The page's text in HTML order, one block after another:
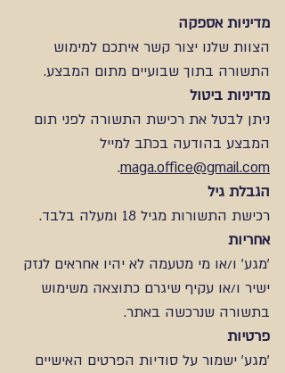
מדיניות אספקה
הצוות שלנו יצור קשר איתכם למימוש
התשורה בתוך שבועיים מתום המבצע.
מדיניות ביטול
ניתן לבטל את רכישת התשורה לפני תום
המבצע בהודעה בכתב למייל
maga.office@gmail.com
.
הגבלת גיל
רכישת התשורות מגיל 18 ומעלה בלבד.
אחריות
'מגע' ו/או מי מטעמה לא יהיו אחראים לנזק
ישיר ו/או עקיף שיגרם כתוצאה משימוש
בתשורה שנרכשה באתר.
פרטיות
'מגע' ישמור על סודיות הפרטים האישיים